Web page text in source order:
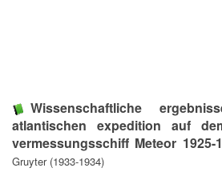
Wissenschaftliche
atlantischen expedition auf
vermessungsschiff Meteor 1925-
Gruyter (1933-1934)